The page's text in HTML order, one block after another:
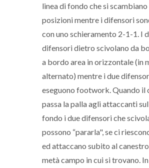
linea di fondo che si scambiano
posizioni mentre i difensori
con uno schieramento 2-1-1. I
difensori dietro scivolano da
a bordo area in orizzontale (in
alternato) mentre i due
eseguono footwork. Quando il
passa la palla agli attaccanti
fondo i due difensori che
possono “pararla", se ci
ed attaccano subito al
metà campo in cui si trovano.